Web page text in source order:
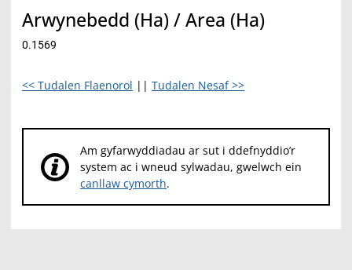
Arwynebedd (Ha) / Area (Ha)
0.1569
<< Tudalen Flaenorol || Tudalen Nesaf >>
Am gyfarwyddiadau ar sut i ddefnyddio’r
system ac i wneud sylwadau, gwelwch ein
canllaw cymorth.